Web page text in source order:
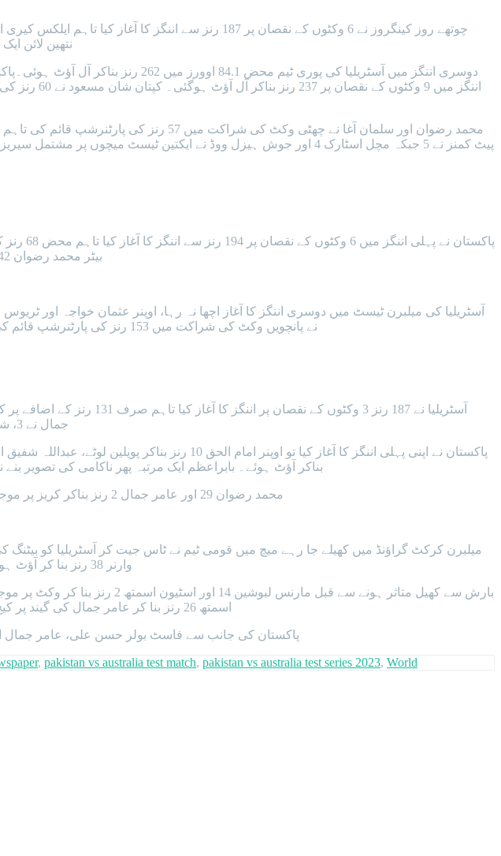
نتھین لائن ایک رن بناکر
بیٹر محمد رضوان 42، شاہین شاہ آفریدی 21، حسن علی اور میر حمزہ 2،2 رنز بناکر آؤٹ ہوئے جبکہ 33 رنز بناکر ناٹ آؤٹ رہے۔
نے پانچویں وکٹ کی شراکت میں 153 رنز کی پارٹنرشپ قائم کی تاہم مارش 96 کے انفرادی اسکور پر وکٹ گنوا بیٹھے جبکہ اسٹیو اسمتھ 50 رنز کے مہمان ثابت ہوئے۔
جمال نے 3، شاہین آفریدی، میر حمزہ اور حسن علی کے 2-2 بیٹرز شکار کیے جبکہ سلمان علی آغا نے ایک وکٹ حاصل کی۔
بناکر آؤٹ ہوئے۔ بابراعظم ایک مرتبہ پھر ناکامی کی تصویر بنے نظر آئے
محمد رضوان 29 اور عامر جمال 2 رنز بناکر کریز پر موجود ہیں۔آسٹریلیا کی جانب سے پیٹ کمنز نے 3، نتھین لائن نے 2 جبکہ جوش ہیزل ووڈ نے ایک وکٹ حاصل کی۔
وارنر 38 رنز بنا کر آؤٹ ہوگئے۔ اسکے بعد کینگروز کی دوسری وکٹ 108 رنز پر گری، یہاں عثمان خواجہ 42 رنز بنا کر پویلین لوٹ گئے۔
اسمتھ 26 رنز بنا کر عامر جمال کی گیند پر کیچ آؤٹ ہوگئے۔پہلے روز کھیل کے اختتام پر مارنس لبوشین 44 اور ٹریوس ہیڈ 9 رنز پر وکٹ پر موجود تھے۔
پاکستان کی جانب سے فاسٹ بولر حسن علی، عامر جمال
, pakistan vs australia test match, pakistan vs australia test series 2023, World